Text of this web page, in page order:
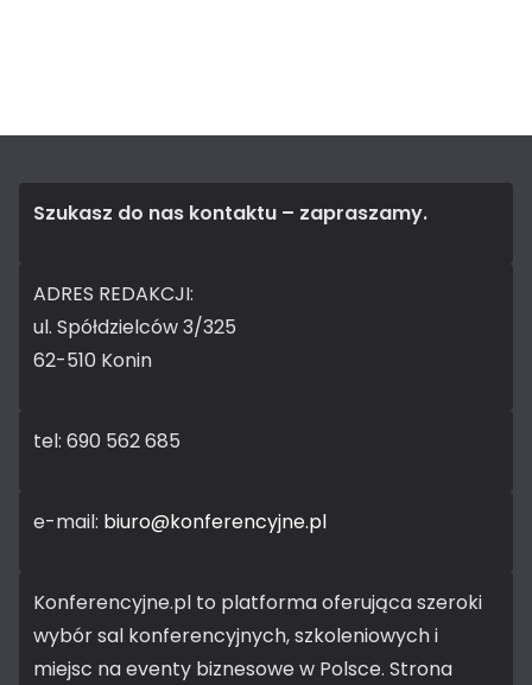
Szukasz do nas kontaktu – zapraszamy.
ADRES REDAKCJI:
ul. Spółdzielców 3/325
62-510 Konin
tel: 690 562 685
e-mail: biuro@konferencyjne.pl
Konferencyjne.pl to platforma oferująca szeroki
wybór sal konferencyjnych, szkoleniowych i
miejsc na eventy biznesowe w Polsce. Strona